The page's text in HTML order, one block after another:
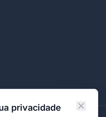
privacidade